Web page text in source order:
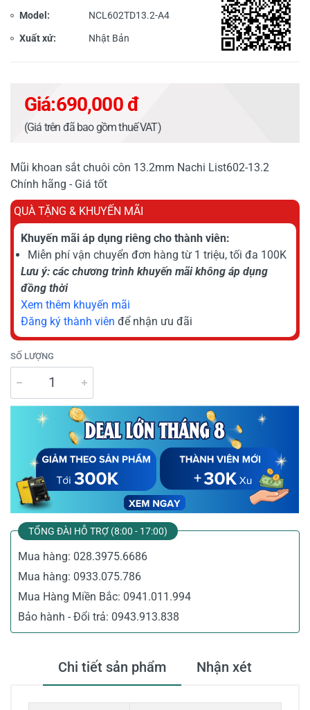
Model: NCL602TD13.2-A4
Xuất xứ: Nhật Bản
Giá:690,000 đ
(Giá trên đã bao gồm thuế VAT)
Mũi khoan sắt chuôi côn 13.2mm Nachi List602-13.2
Chính hãng - Giá tốt
QUÀ TẶNG & KHUYẾN MÃI
Khuyến mãi áp dụng riêng cho thành viên:
Miễn phí vận chuyển đơn hàng từ 1 triệu, tối đa 100K
Lưu ý: các chương trình khuyến mãi không áp dụng
đồng thời
Xem thêm khuyến mãi
Đăng ký thành viên để nhận ưu đãi
SỐ LƯỢNG
TỔNG ĐÀI HỖ TRỢ (8:00 - 17:00)
Mua hàng: 028.3975.6686
Mua hàng: 0933.075.786
Mua Hàng Miền Bắc: 0941.011.994
Bảo hành - Đổi trả: 0943.913.838
Chi tiết sản phẩm Nhận xét